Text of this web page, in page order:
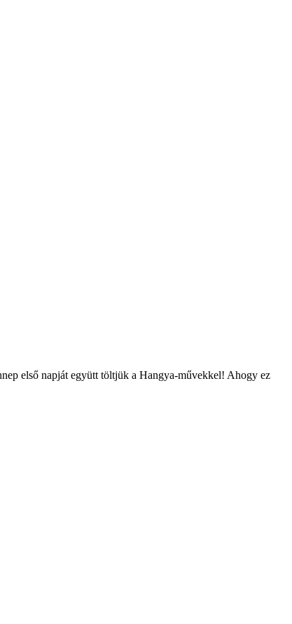
első napját együtt töltjük a Hangya-művekkel! Ahogy ez